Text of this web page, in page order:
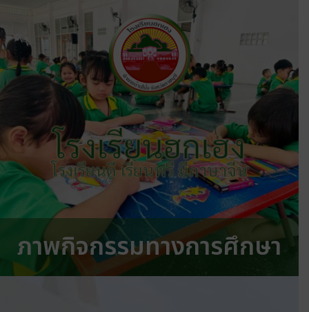
โรงเรียนฮกเฮง
โรงเรียนดี เรียนฟรี มีภาษาจีน
ภาพกิจกรรมทางการศึกษา